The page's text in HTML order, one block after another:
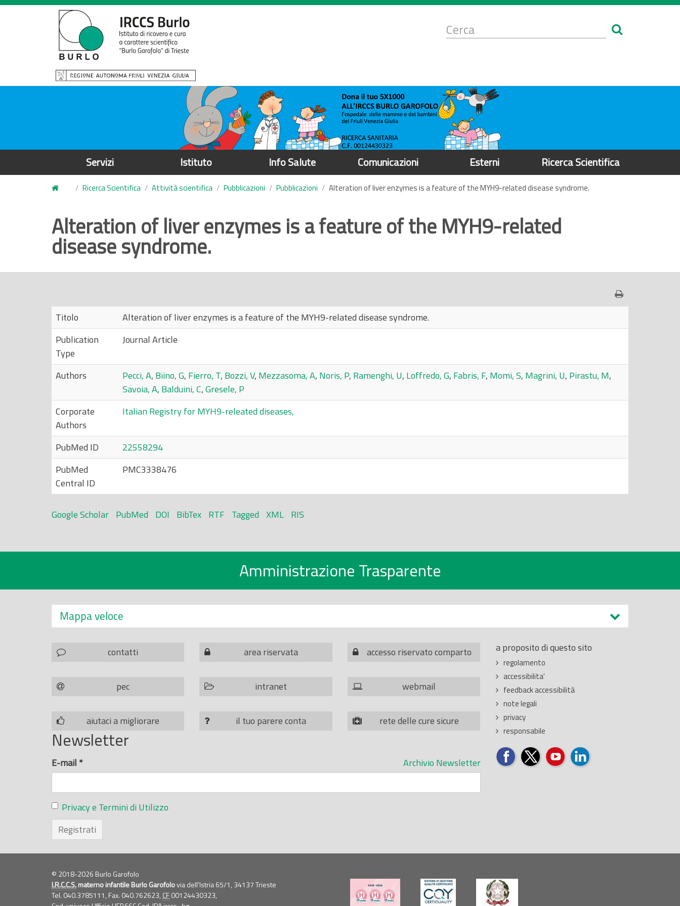
S
l
Form
di
Servizi Istituto Info Salute Comunicazioni Esterni Ricerca Scientifica
Ricerca Scientifica Attività scientifica Pubblicazioni Pubblicazioni Alteration of liver enzymes is a feature of the MYH9-related disease syndrome.
Alteration of liver enzymes is a feature of the MYH9-related
disease syndrome.
Titolo
Alteration of liver enzymes is a feature of the MYH9-related disease syndrome.
Publication
Type
Journal Article
Authors Pecci, A, Biino, G, Fierro, T, Bozzi, V, Mezzasoma, A, Noris, P, Ramenghi, U, Loffredo, G, Fabris, F, Momi, S, Magrini, U, Pirastu, M,
Savoia, A, Balduini, C,Gresele, P
Corporate
Authors
Italian Registry for MYH9-releated diseases,
PubMed ID
22558294
PubMed
Central ID
PMC3338476
Google Scholar PubMed DOI BibTex RTF Tagged XML RIS
Amministrazione Trasparente
Mappa veloce
contatti area riservata accesso riservato comparto
pec intranet webmail
aiutaci a migliorare il tuo parere conta rete delle cure sicure
a proposito di questo sito
regolamento
accessibilita'
feedback accessibilità
note legali
privacy
responsabile
Newsletter
Archivio Newsletter
E-mail *
Privacy e Termini di Utilizzo
Registrati
© 2018-2026 Burlo Garofolo
I.R.C.C.S.materno infantile Burlo Garofolovia dell'Istria 65/1, 34137 Trieste
Tel. 040.3785111, Fax. 040.762623, CF00124430323,